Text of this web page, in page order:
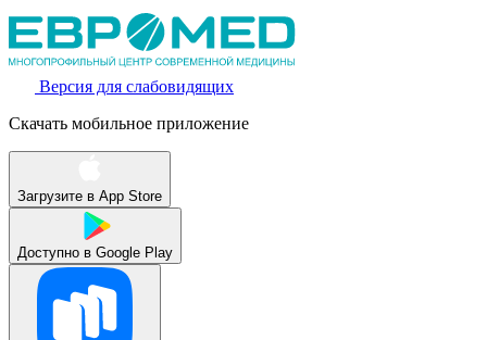
Версия для слабовидящих
Скачать мобильное приложение
Загрузите в App Store
Доступно в Google Play